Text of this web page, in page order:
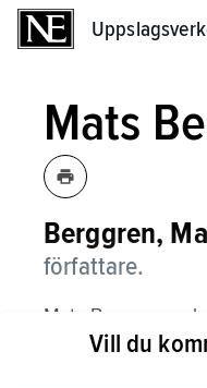
Mats
Berggren,
författare.
Mats Berggren
och ärVill du